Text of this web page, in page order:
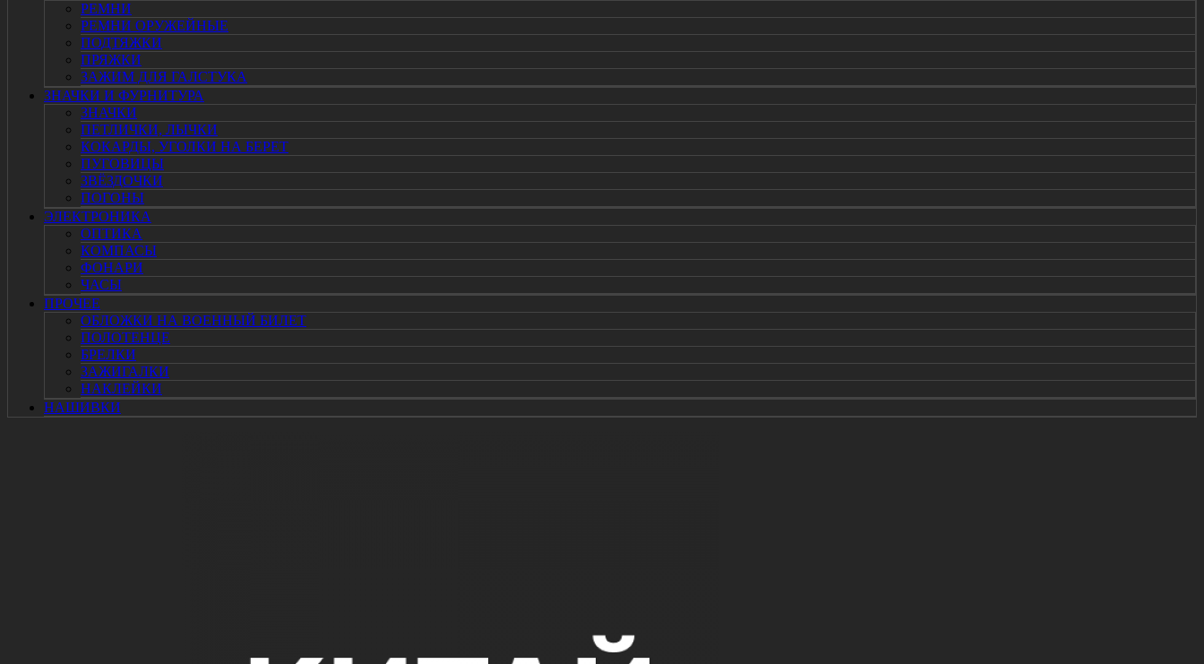
РЕМНИ
РЕМНИ ОРУЖЕЙНЫЕ
ПОДТЯЖКИ
ПРЯЖКИ
ЗАЖИМ ДЛЯ ГАЛСТУКА
ЗНАЧКИ И ФУРНИТУРА
ЗНАЧКИ
ПЕТЛИЧКИ, ЛЫЧКИ
КОКАРДЫ, УГОЛКИ НА БЕРЕТ
ПУГОВИЦЫ
ЗВЁЗДОЧКИ
ПОГОНЫ
ЭЛЕКТРОНИКА
ОПТИКА
КОМПАСЫ
ФОНАРИ
ЧАСЫ
ПРОЧЕЕ
ОБЛОЖКИ НА ВОЕННЫЙ БИЛЕТ
ПОЛОТЕНЦЕ
БРЕЛКИ
ЗАЖИГАЛКИ
НАКЛЕЙКИ
НАШИВКИ